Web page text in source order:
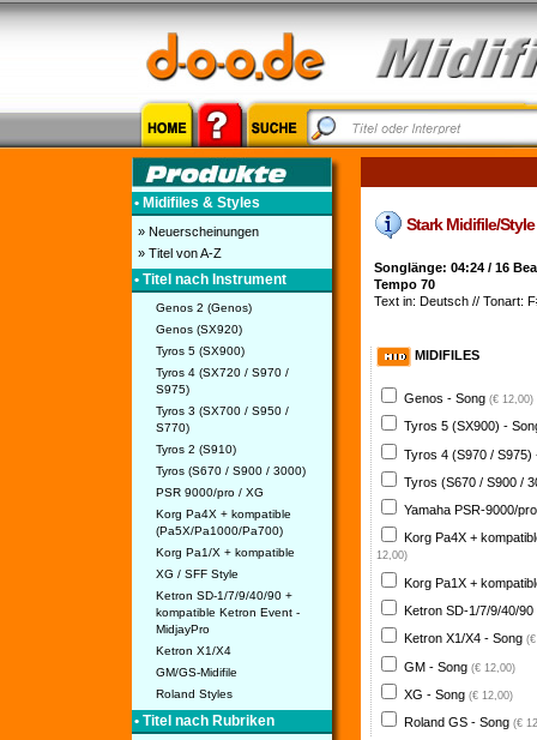
• Midifiles & Styles
» Neuerscheinungen
» Titel von A-Z
• Titel nach Instrument
Genos 2 (Genos)
Genos (SX920)
Tyros 5 (SX900)
Tyros 4 (SX720 / S970 /
S975)
Tyros 3 (SX700 / S950 /
S770)
Tyros 2 (S910)
Tyros (S670 / S900 / 3000)
PSR 9000/pro / XG
Korg Pa4X + kompatible
(Pa5X/Pa1000/Pa700)
Korg Pa1/X + kompatible
XG / SFF Style
Ketron SD-1/7/9/40/90 +
kompatible Ketron Event -
MidjayPro
Ketron X1/X4
GM/GS-Midifile
Roland Styles
• Titel nach Rubriken
Stark Midifile/
Songlänge: 04:24 / 16
Tempo 70
Text in: Deutsch // Tonart:
MIDIFILES
Genos - Song (€ 12,00)
Tyros 5 (SX900) -
Tyros 4 (S970 /
Tyros (S670 / S900 /
Yamaha PSR-9000/
Korg Pa4X +
12,00)
Korg Pa1X +
Ketron SD-1/7/9/40/
Ketron X1/X4 - Song
GM - Song (€ 12,00)
XG - Song (€ 12,00)
Roland GS - Song (€